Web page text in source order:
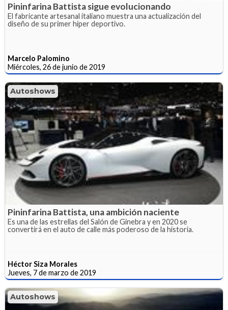
Pininfarina Battista sigue evolucionando
El fabricante artesanal italiano muestra una actualización del
diseño de su primer híper deportivo.
Marcelo Palomino
Miércoles, 26 de junio de 2019
Autoshows
Pininfarina Battista, una ambición naciente
Es una de las estrellas del Salón de Ginebra y en 2020 se
convertirá en el auto de calle más poderoso de la historia.
Héctor Siza Morales
Jueves, 7 de marzo de 2019
Autoshows